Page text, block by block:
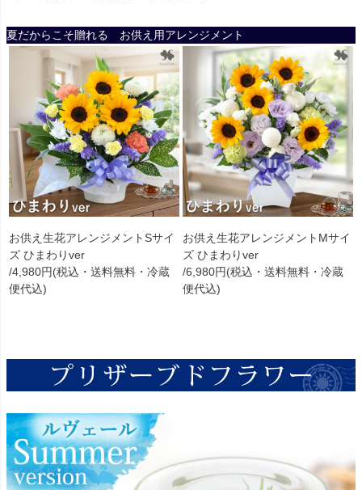
夏だからこそ贈れる お供え用アレンジメント
お供え生花アレンジメントSサイ
ズ ひまわりver
/4,980円(税込・送料無料・冷蔵
便代込)
お供え生花アレンジメントMサイ
ズ ひまわりver
/6,980円(税込・送料無料・冷蔵
便代込)